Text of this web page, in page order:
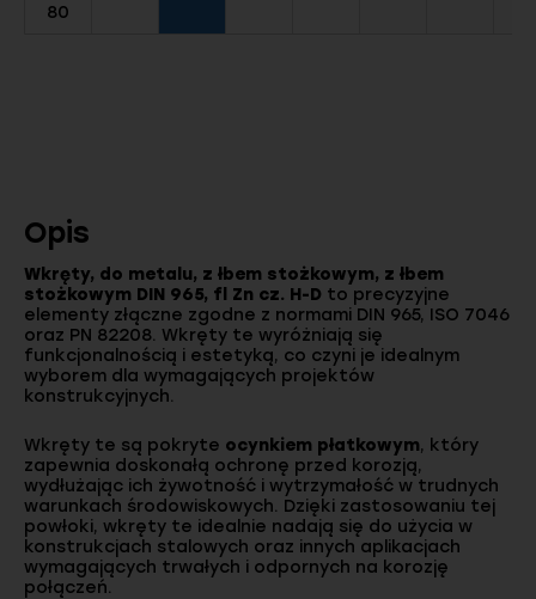
80
Opis
Wkręty, do metalu, z łbem stożkowym, z łbem
stożkowym DIN 965, fl Zn cz. H-D to precyzyjne
elementy złączne zgodne z normami DIN 965, ISO 7046
oraz PN 82208. Wkręty te wyróżniają się
funkcjonalnością i estetyką, co czyni je idealnym
wyborem dla wymagających projektów
konstrukcyjnych.
Wkręty te są pokryte ocynkiem płatkowym, który
zapewnia doskonałą ochronę przed korozją,
wydłużając ich żywotność i wytrzymałość w trudnych
warunkach środowiskowych. Dzięki zastosowaniu tej
powłoki, wkręty te idealnie nadają się do użycia w
konstrukcjach stalowych oraz innych aplikacjach
wymagających trwałych i odpornych na korozję
połączeń.